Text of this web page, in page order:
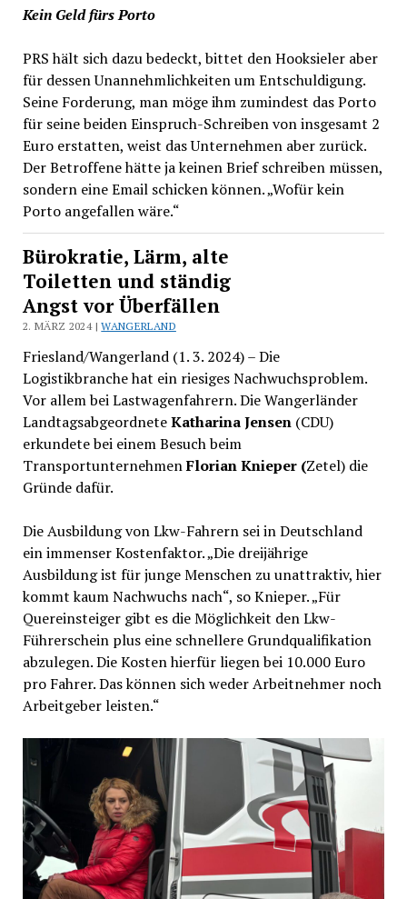
Kein Geld fürs Porto
PRS hält sich dazu bedeckt, bittet den Hooksieler aber
für dessen Unannehmlichkeiten um Entschuldigung.
Seine Forderung, man möge ihm zumindest das Porto
für seine beiden Einspruch-Schreiben von insgesamt 2
Euro erstatten, weist das Unternehmen aber zurück.
Der Betroffene hätte ja keinen Brief schreiben müssen,
sondern eine Email schicken können. „Wofür kein
Porto angefallen wäre.“
Bürokratie, Lärm, alte
Toiletten und ständig
Angst vor Überfällen
2. MÄRZ 2024 |WANGERLAND
Friesland/Wangerland (1. 3. 2024) – Die
Logistikbranche hat ein riesiges Nachwuchsproblem.
Vor allem bei Lastwagenfahrern. Die Wangerländer
LandtagsabgeordneteKatharina Jensen (CDU)
erkundete bei einem Besuch beim
TransportunternehmenFlorian Knieper (Zetel) die
Gründe dafür.
Die Ausbildung von Lkw-Fahrern sei in Deutschland
ein immenser Kostenfaktor. „Die dreijährige
Ausbildung ist für junge Menschen zu unattraktiv, hier
kommt kaum Nachwuchs nach“, so Knieper. „Für
Quereinsteiger gibt es die Möglichkeit den Lkw-
Führerschein plus eine schnellere Grundqualifikation
abzulegen. Die Kosten hierfür liegen bei 10.000 Euro
pro Fahrer. Das können sich weder Arbeitnehmer noch
Arbeitgeber leisten.“